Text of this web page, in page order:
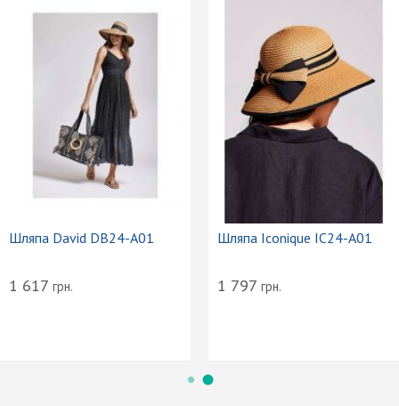
Шляпа David DB24-A01
1 617 грн.
Шляпа Iconique IC24-A01
1 797 грн.